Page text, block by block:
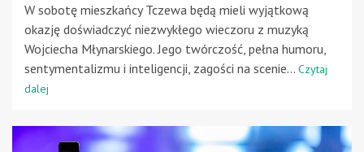
W sobotę mieszkańcy Tczewa będą mieli wyjątkową
okazję doświadczyć niezwykłego wieczoru z muzyką
Wojciecha Młynarskiego. Jego twórczość, pełna humoru,
sentymentalizmu i inteligencji, zagości na scenie... Czytaj
dalej